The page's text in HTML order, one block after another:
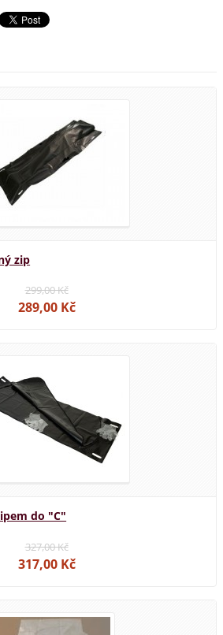
zip
299,00 Kč
289,00 Kč
do "C"
327,00 Kč
317,00 Kč